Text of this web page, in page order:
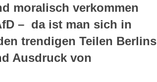
moralisch verkommen
– da ist man sich in
trendigen Teilen Berlins
Ausdruck von